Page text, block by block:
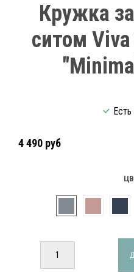
Кружка
ситом
4 490 руб